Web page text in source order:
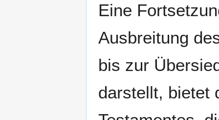
Eine
Ausbreitung
bis zur
darstellt, bietet